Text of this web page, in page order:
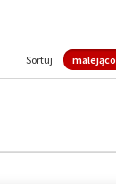
Sortuj malejąco